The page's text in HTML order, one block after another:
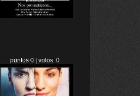
puntos 0 | votos: 0